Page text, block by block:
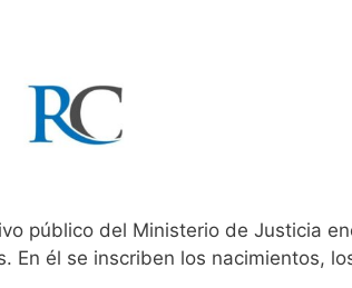
público del Ministerio de Justicia
él se inscriben los nacimientos,